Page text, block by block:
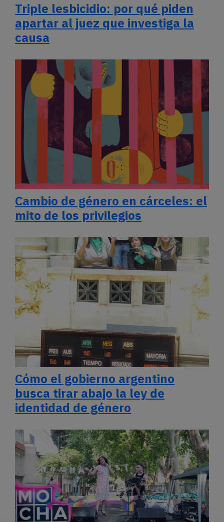
Triple lesbicidio: por qué piden
apartar al juez que investiga la
causa
Cambio de género en cárceles: el
mito de los privilegios
Cómo el gobierno argentino
busca tirar abajo la ley de
identidad de género